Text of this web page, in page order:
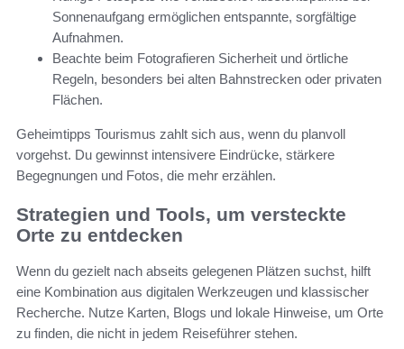
Sonnenaufgang ermöglichen entspannte, sorgfältige
Aufnahmen.
Beachte beim Fotografieren Sicherheit und örtliche
Regeln, besonders bei alten Bahnstrecken oder privaten
Flächen.
Geheimtipps Tourismus zahlt sich aus, wenn du planvoll
vorgehst. Du gewinnst intensivere Eindrücke, stärkere
Begegnungen und Fotos, die mehr erzählen.
Strategien und Tools, um versteckte
Orte zu entdecken
Wenn du gezielt nach abseits gelegenen Plätzen suchst, hilft
eine Kombination aus digitalen Werkzeugen und klassischer
Recherche. Nutze Karten, Blogs und lokale Hinweise, um Orte
zu finden, die nicht in jedem Reiseführer stehen.